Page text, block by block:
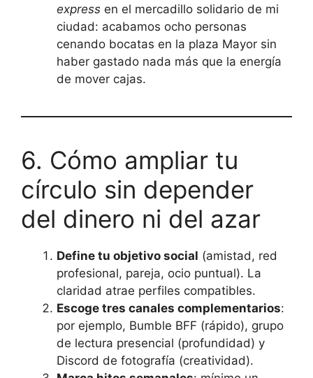
express en el mercadillo solidario de mi
ciudad: acabamos ocho personas
cenando bocatas en la plaza Mayor sin
haber gastado nada más que la energía
de mover cajas.
6. Cómo ampliar tu
círculo sin depender
del dinero ni del azar
Define tu objetivo social (amistad, red
profesional, pareja, ocio puntual). La
claridad atrae perfiles compatibles.
Escoge tres canales complementarios:
por ejemplo, Bumble BFF (rápido), grupo
de lectura presencial (profundidad) y
Discord de fotografía (creatividad).